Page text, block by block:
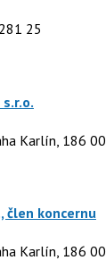
25
Karlín, 186 00
člen koncernu
Karlín, 186 00